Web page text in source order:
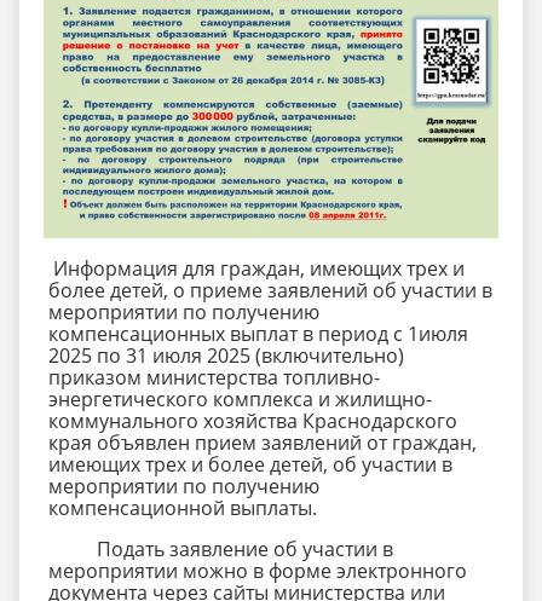
Информация для граждан, имеющих трех и
более детей, о приеме заявлений об участии в
мероприятии по получению
компенсационных выплат в период с 1июля
2025 по 31 июля 2025 (включительно)
приказом министерства топливно-
энергетического комплекса и жилищно-
коммунального хозяйства Краснодарского
края объявлен прием заявлений от граждан,
имеющих трех и более детей, об участии в
мероприятии по получению
компенсационной выплаты.
Подать заявление об участии в
мероприятии можно в форме электронного
документа через сайты министерства или